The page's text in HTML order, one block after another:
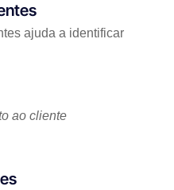
ajuda a identificar
ao cliente